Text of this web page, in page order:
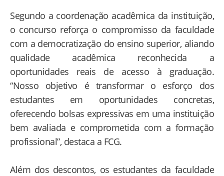
Segundo a coordenação acadêmica da instituição,
o concurso reforça o compromisso da faculdade
com a democratização do ensino superior, aliando
qualidade acadêmica reconhecida a
oportunidades reais de acesso à graduação.
“Nosso objetivo é transformar o esforço dos
estudantes em oportunidades concretas,
oferecendo bolsas expressivas em uma instituição
bem avaliada e comprometida com a formação
profissional”, destaca a FCG.
Além dos descontos, os estudantes da faculdade